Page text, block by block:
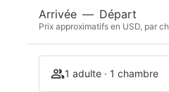
Arrivée — Départ
Prix approximatifs en USD, par
1 adulte · 1 chambre